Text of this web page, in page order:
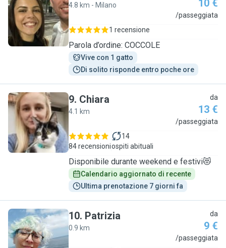
A
4.8 km - Milano 10 €
/passeggiata
1 recensione
Parola d’ordine: COCCOLE
Vive con 1 gatto
Di solito risponde entro poche ore
C
9. Chiara
4.1 km
da
13 €
/passeggiata
84 recensioni
14
ospiti abituali
Disponibile durante weekend e festivi😻
Calendario aggiornato di recente
Ultima prenotazione 7 giorni fa
P
10. Patrizia
0.9 km
da
9 €
/passeggiata